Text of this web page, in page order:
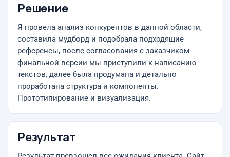
Решение
Я провела анализ конкурентов в данной области,
составила мудборд и подобрала подходящие
референсы, после согласования с заказчиком
финальной версии мы приступили к написанию
текстов, далее была продумана и детально
проработана структура и компоненты.
Прототипирование и визуализация.
Результат